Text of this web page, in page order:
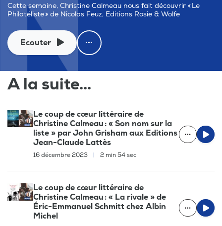
Cette semaine, Christine Calmeau nous fait découvrir « Le
Philatéliste » de Nicolas Feuz, Editions Rosie & Wolfe
Ecouter
A la suite...
Le coup de cœur littéraire de
Christine Calmeau : « Son nom sur la
liste » par John Grisham aux Editions
Jean-Claude Lattès
16 décembre 2023 | 2 min 54 sec
Le coup de cœur littéraire de
Christine Calmeau : « La rivale » de
Éric-Emmanuel Schmitt chez Albin
Michel